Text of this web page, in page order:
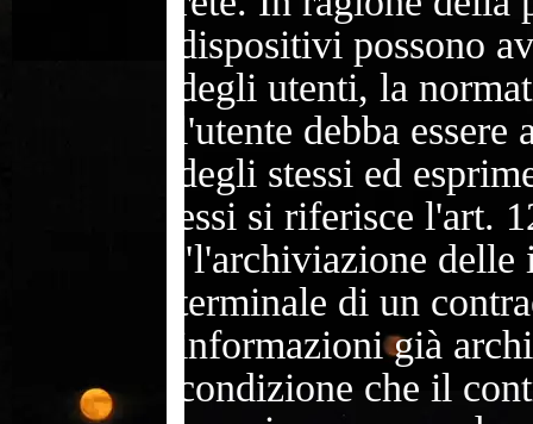
dispositivi possono
degli utenti, la
l'utente debba
degli stessi ed
essi si riferisce l'art.
"l'archiviazione
terminale di un
informazioni già
condizione che il